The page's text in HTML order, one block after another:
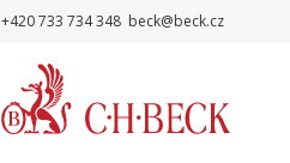
+420 733 734 348 beck@beck.cz